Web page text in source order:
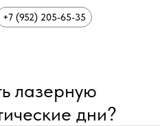
+7 (952) 205-65-35
лазерную
дни?